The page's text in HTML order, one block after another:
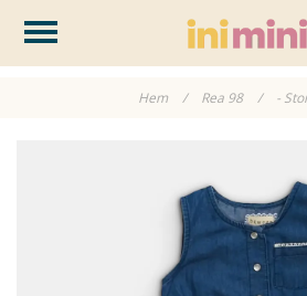
Hem / Rea 98 / -